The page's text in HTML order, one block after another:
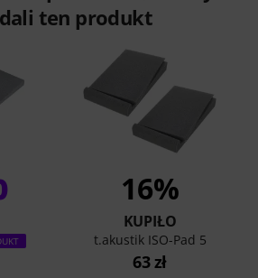
ten produkt
16%
KUPIŁO
t.akustik ISO-Pad 5
63 zł